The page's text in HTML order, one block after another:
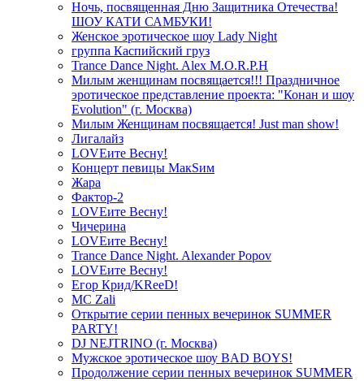
Ночь, посвященная Дню Защитника Отечества!
ШОУ КАТИ САМБУКИ!
Женское эротическое шоу Lady Night
группа Каспийский груз
Trance Dance Night. Alex M.O.R.P.H
Милым женщинам посвящается!!! Праздничное
эротическое представление проекта: "Конан и шоу
Evolution" (г. Москва)
Милым Женщинам посвящается! Just man show!
Лигалайз
LOVEите Весну!
Концерт певицы МакSим
Жара
Фактор-2
LOVEите Весну!
Чичерина
LOVEите Весну!
Trance Dance Night. Alexander Popov
LOVEите Весну!
Егор Крид/KReeD!
MC Zali
Открытие серии пенных вечеринок SUMMER
PARTY!
DJ NEJTRINO (г. Москва)
Мужское эротическое шоу BAD BOYS!
Продолжение серии пенных вечеринок SUMMER